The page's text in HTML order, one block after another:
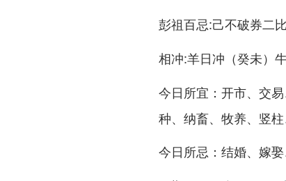
彭祖百忌:己不破券二
相冲:羊日冲（癸未）
今日所宜 ：开市、交
种、纳畜、牧养、竖柱
今日所忌 ：结婚、嫁